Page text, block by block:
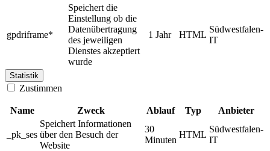
gpdriframe*
Speichert die
Einstellung ob die
Datenübertragung
des jeweiligen
Dienstes akzeptiert
wurde
1 Jahr HTML
Südwestfalen-
IT
Statistik
Zustimmen
Name Zweck Ablauf Typ Anbieter
_pk_ses
Speichert Informationen
über den Besuch der
Website
30
Minuten
HTML
Südwestfalen-
IT